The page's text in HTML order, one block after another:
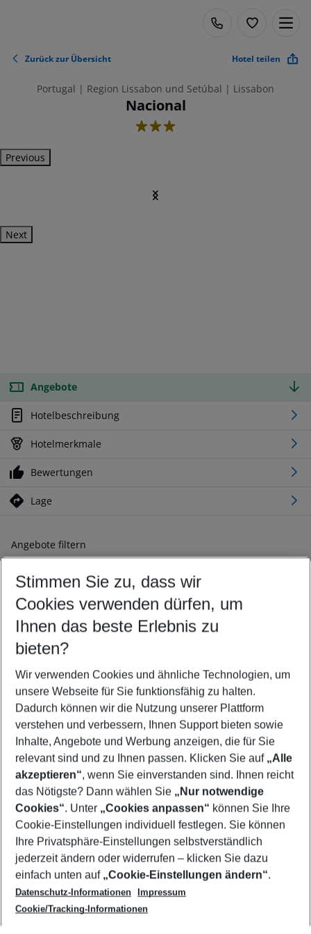
Zurück zur Übersicht Hotel teilen
Portugal | Region Lissabon und Setúbal | Lissabon
Nacional
3
Previous
Next
Angebote
Hotelbeschreibung
Hotelmerkmale
Bewertungen
Lage
Angebote filtern
Ändern Sie Ihre Kriterien nach Ihren Wünschen
Abflughafen wählen
Beliebiger Abflughafen
Reisezeitraum wählen
10.08.26– 08.08.27 5-8 Nächte
2 Erwachsene Keine Kinder
Mehr Filter anzeigen
Footer
Footer navigation
Über uns
AGB
Cookie-Einstellungen ändern
Cookie-Richtlinie
Datenschutz
Service & Hilfe
Barrierefreies Reisen
Check-in
Folgen Sie uns
Stimmen Sie zu, dass wir
Cookies verwenden dürfen, um
Ihnen das beste Erlebnis zu
bieten?
Wir verwenden Cookies und ähnliche Technologien, um
unsere Webseite für Sie funktionsfähig zu halten.
Dadurch können wir die Nutzung unserer Plattform
verstehen und verbessern, Ihnen Support bieten sowie
Inhalte, Angebote und Werbung anzeigen, die für Sie
relevant sind und zu Ihnen passen. Klicken Sie auf „Alle
akzeptieren“, wenn Sie einverstanden sind. Ihnen reicht
das Nötigste? Dann wählen Sie „Nur notwendige
Cookies“. Unter „Cookies anpassen“ können Sie Ihre
Cookie-Einstellungen individuell festlegen. Sie können
Ihre Privatsphäre-Einstellungen selbstverständlich
jederzeit ändern oder widerrufen – klicken Sie dazu
einfach unten auf „Cookie-Einstellungen ändern“.
Datenschutz-Informationen
Impressum
Cookie/Tracking-Informationen